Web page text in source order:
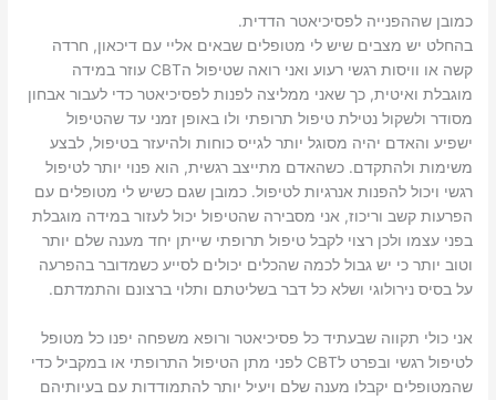
כמובן שההפנייה לפסיכיאטר הדדית.
בהחלט יש מצבים שיש לי מטופלים שבאים אליי עם דיכאון, חרדה
קשה או וויסות רגשי רעוע ואני רואה שטיפול הCBT עוזר במידה
מוגבלת ואיטית, כך שאני ממליצה לפנות לפסיכיאטר כדי לעבור אבחון
מסודר ולשקול נטילת טיפול תרופתי ולו באופן זמני עד שהטיפול
ישפיע והאדם יהיה מסוגל יותר לגייס כוחות ולהיעזר בטיפול, לבצע
משימות ולהתקדם. כשהאדם מתייצב רגשית, הוא פנוי יותר לטיפול
רגשי ויכול להפנות אנרגיות לטיפול. כמובן שגם כשיש לי מטופלים עם
הפרעות קשב וריכוז, אני מסבירה שהטיפול יכול לעזור במידה מוגבלת
בפני עצמו ולכן רצוי לקבל טיפול תרופתי שייתן יחד מענה שלם יותר
וטוב יותר כי יש גבול לכמה שהכלים יכולים לסייע כשמדובר בהפרעה
על בסיס נירולוגי ושלא כל דבר בשליטתם ותלוי ברצונם והתמדתם.
אני כולי תקווה שבעתיד כל פסיכיאטר ורופא משפחה יפנו כל מטופל
לטיפול רגשי ובפרט לCBT לפני מתן הטיפול התרופתי או במקביל כדי
שהמטופלים יקבלו מענה שלם ויעיל יותר להתמודדות עם בעיותיהם